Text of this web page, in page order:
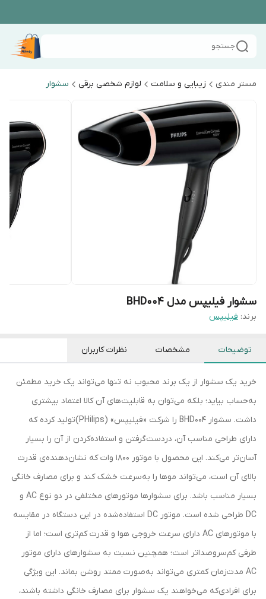
جستجو
مستر مندی زیبایی و سلامت لوازم شخصی برقی سشوار
سشوار فیلیپس مدل BHD004
برند: فیلیپس
توضیحات مشخصات نظرات کاربران
خرید یک سشوار از یک برند محبوب نه تنها می‌تواند یک خرید مطمئن
به‌حساب بیاید؛ بلکه می‌توان به قابلیت‌های آن کالا اعتماد بیشتری
داشت. سشوار BHD004 را شرکت «فیلیپس» (PHilips)تولید کرده که
دارای طراحی مناسب آن، دردست‌گرفتن و استفاده‌کردن از آن را بسیار
آسان‌تر می‌کند. این محصول با موتور 1800 وات که نشان‌دهنده‌ی قدرت
بالای آن است، می‌تواند موها را به‌سرعت خشک کند و برای مصارف خانگی
بسیار مناسب باشد. برای سشوارها موتورهای مختلفی در دو نوع AC و
DC طراحی شده است. موتور DC استفاده‌شده در این دستگاه در مقایسه
با موتورهای AC دارای سرعت خروجی هوا و قدرت کم‌تری است؛ اما از
طرفی کم‌سروصدا‌تر است؛ همچنین نسبت به سشوارهای دارای موتور
AC مدت‌زمان کمتری می‌تواند به‌صورت ممتد روشن بماند. این ویژگی
برای افرادی‌که می‌خواهند یک سشوار برای مصارف خانگی داشته باشند،